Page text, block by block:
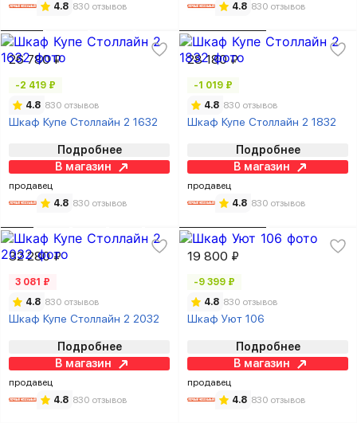
4.8 830 отзывов
4.8 830 отзывов
26 780 ₽
-2 419 ₽
4.8 830 отзывов
Шкаф Купе Столлайн 2 1632
Подробнее
В магазин
продавец
4.8 830 отзывов
28 180 ₽
-1 019 ₽
4.8 830 отзывов
Шкаф Купе Столлайн 2 1832
Подробнее
В магазин
продавец
4.8 830 отзывов
32 280 ₽
3 081 ₽
4.8 830 отзывов
Шкаф Купе Столлайн 2 2032
Подробнее
В магазин
продавец
4.8 830 отзывов
19 800 ₽
-9 399 ₽
4.8 830 отзывов
Шкаф Уют 106
Подробнее
В магазин
продавец
4.8 830 отзывов